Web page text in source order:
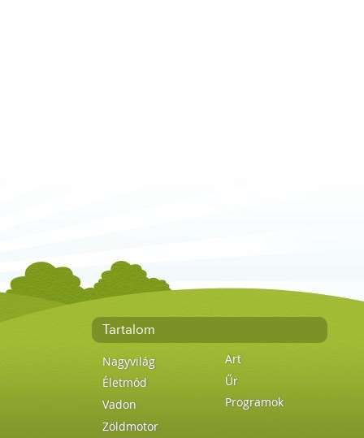
Tartalom
Nagyvilág
Életmód
Vadon
Zöldmotor
Art
Űr
Programok